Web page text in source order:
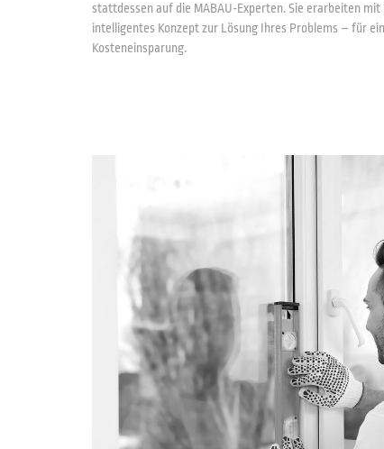
stattdessen auf die MABAU-Experten. Sie erarbeiten
intelligentes Konzept zur Lösung Ihres Problems – für
Kosteneinsparung.